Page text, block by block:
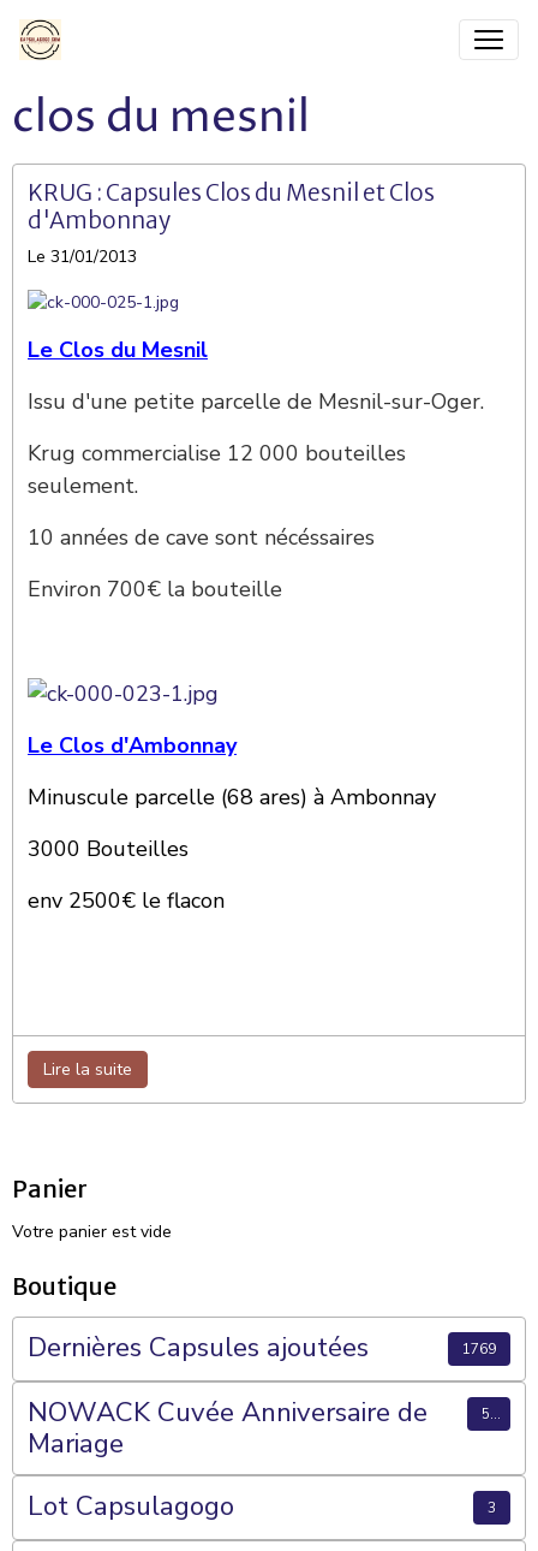
clos du mesnil
KRUG : Capsules Clos du Mesnil et Clos
d'Ambonnay
Le 31/01/2013
Le Clos du Mesnil
Issu d'une petite parcelle de Mesnil-sur-Oger.
Krug commercialise 12 000 bouteilles
seulement.
10 années de cave sont nécéssaires
Environ 700€ la bouteille
Le Clos d'Ambonnay
Minuscule parcelle (68 ares) à Ambonnay
3000 Bouteilles
env 2500€ le flacon
Lire la suite
Panier
Votre panier est vide
Boutique
Dernières Capsules ajoutées 1769
NOWACK Cuvée Anniversaire de
Mariage
56
Lot Capsulagogo 3